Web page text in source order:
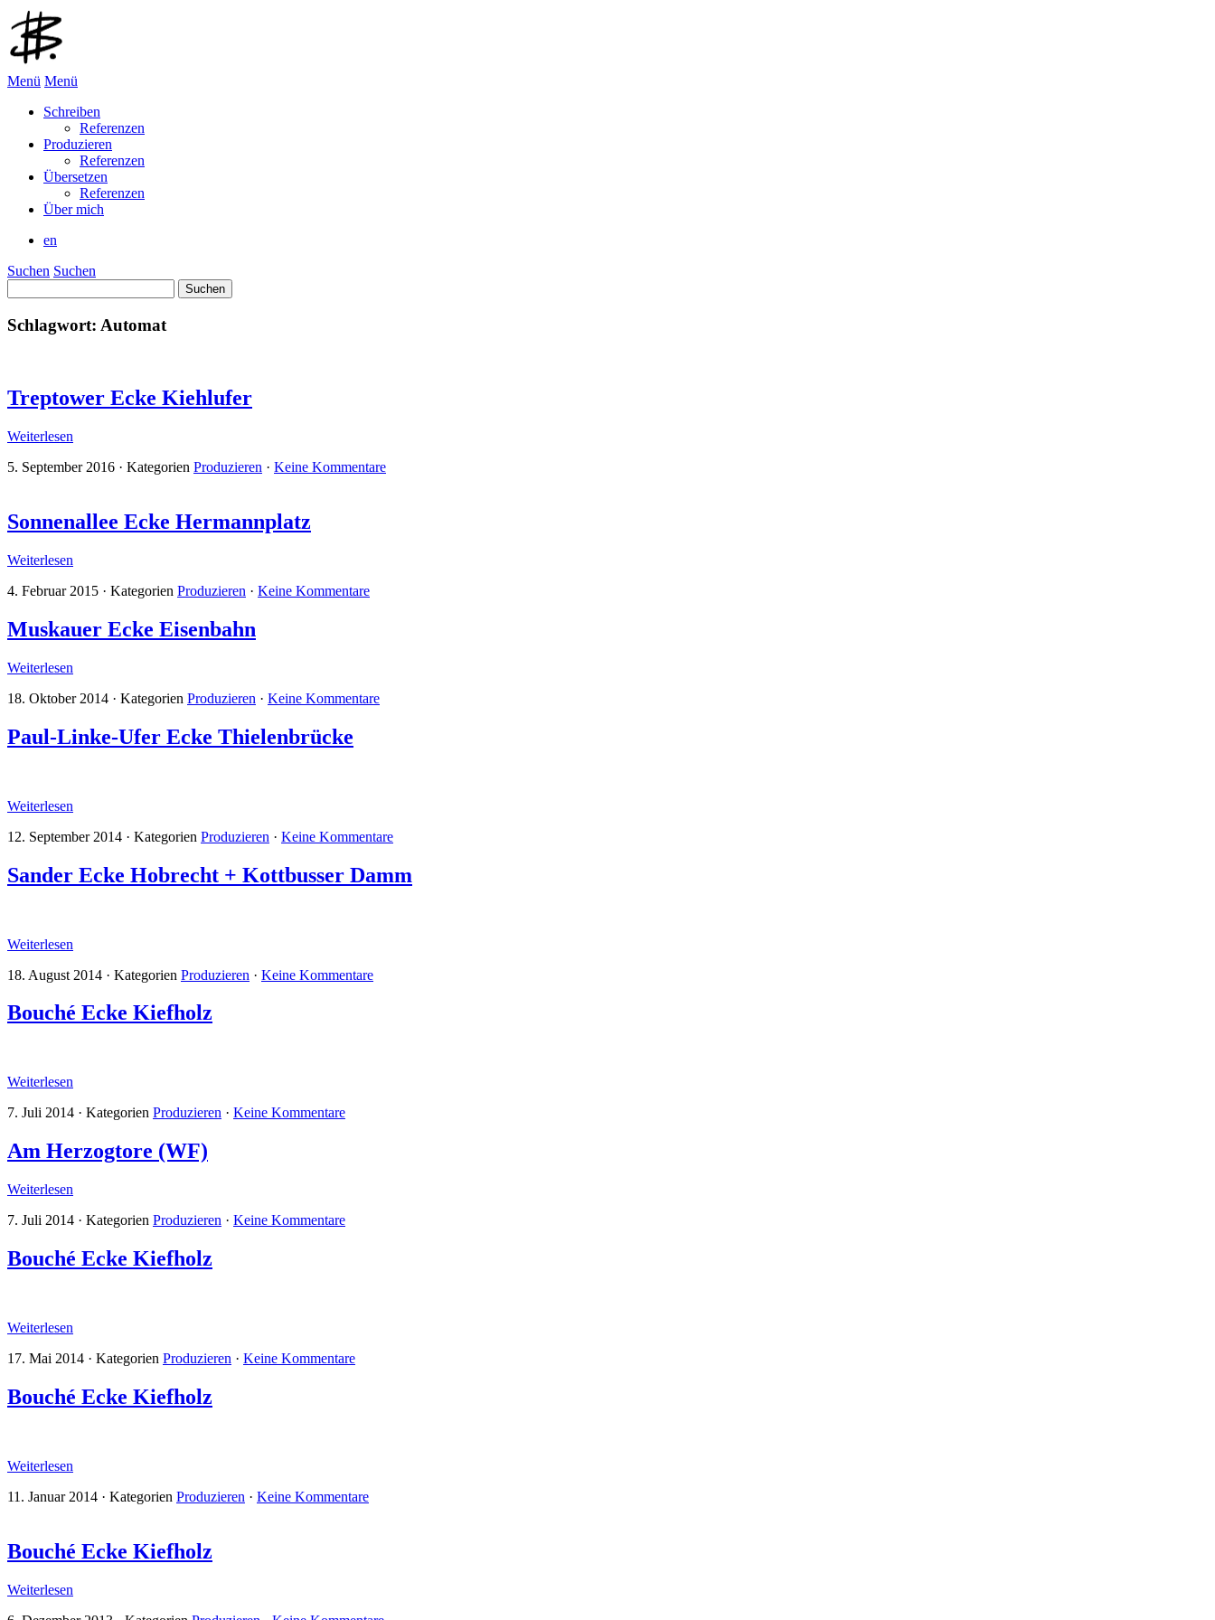
Menü Menü
Schreiben
Referenzen
Produzieren
Referenzen
Übersetzen
Referenzen
Über mich
en
Suchen Suchen
nach:
Schlagwort: Automat
Treptower Ecke Kiehlufer
Weiterlesen
5. September 2016 · Kategorien Produzieren · Keine Kommentare
Sonnenallee Ecke Hermannplatz
Weiterlesen
4. Februar 2015 · Kategorien Produzieren · Keine Kommentare
Muskauer Ecke Eisenbahn
Weiterlesen
18. Oktober 2014 · Kategorien Produzieren · Keine Kommentare
Paul-Linke-Ufer Ecke Thielenbrücke
Weiterlesen
12. September 2014 · Kategorien Produzieren · Keine Kommentare
Sander Ecke Hobrecht + Kottbusser Damm
Weiterlesen
18. August 2014 · Kategorien Produzieren · Keine Kommentare
Bouché Ecke Kiefholz
Weiterlesen
7. Juli 2014 · Kategorien Produzieren · Keine Kommentare
Am Herzogtore (WF)
Weiterlesen
7. Juli 2014 · Kategorien Produzieren · Keine Kommentare
Bouché Ecke Kiefholz
Weiterlesen
17. Mai 2014 · Kategorien Produzieren · Keine Kommentare
Bouché Ecke Kiefholz
Weiterlesen
11. Januar 2014 · Kategorien Produzieren · Keine Kommentare
Bouché Ecke Kiefholz
Weiterlesen